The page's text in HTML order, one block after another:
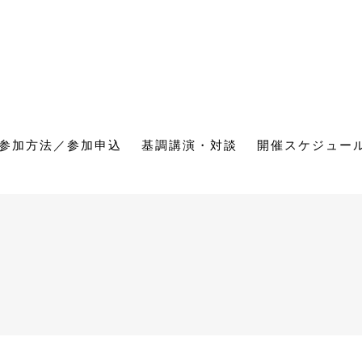
加方法／参加申込 基調講演・対談 開催スケジュー